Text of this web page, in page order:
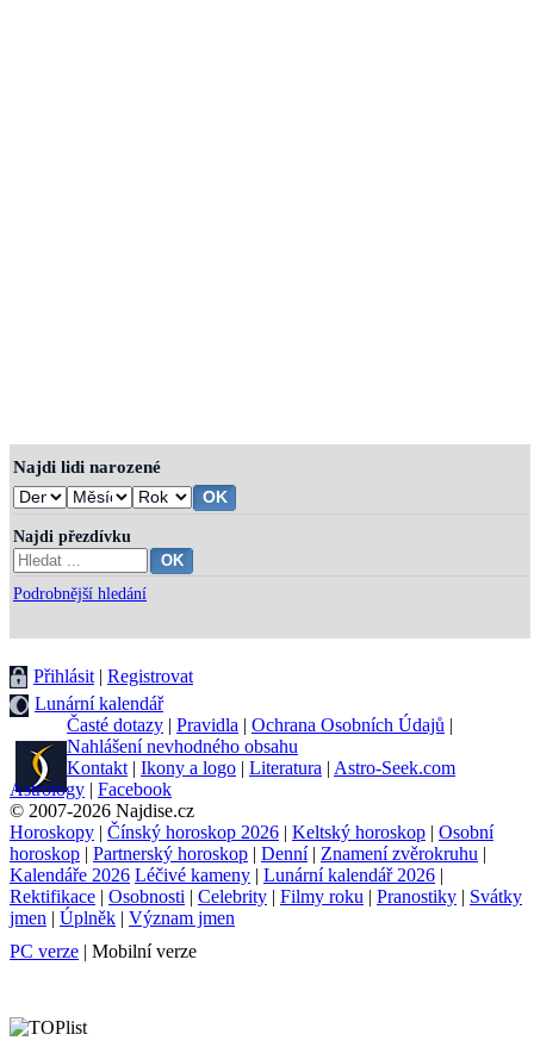
Najdi lidi narozené
Najdi přezdívku
Podrobnější hledání
Přihlásit | Registrovat
Lunární kalendář
Časté dotazy | Pravidla | Ochrana Osobních Údajů |
Nahlášení nevhodného obsahu
Kontakt | Ikony a logo | Literatura | Astro-Seek.com
Astrology | Facebook
© 2007-2026 Najdise.cz
Horoskopy | Čínský horoskop 2026 | Keltský horoskop | Osobní
horoskop | Partnerský horoskop | Denní| Znamení zvěrokruhu |
Kalendáře 2026 Léčivé kameny | Lunární kalendář 2026 |
Rektifikace | Osobnosti | Celebrity | Filmy roku | Pranostiky | Svátky
jmen | Úplněk | Význam jmen
PC verze | Mobilní verze